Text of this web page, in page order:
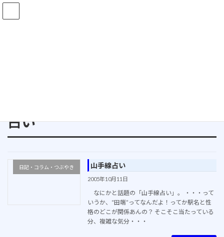
コ
ナ
占い
日記・コラム・つぶやき 山手線占い
2005年10月11日
なにかと話題の「山手線占い」。 ・・・って
いうか、“田端”ってなんだよ！ってか駅名と性
格のどこが関係あんの？ そこそこ当たっている
分、複雑な気分・・・